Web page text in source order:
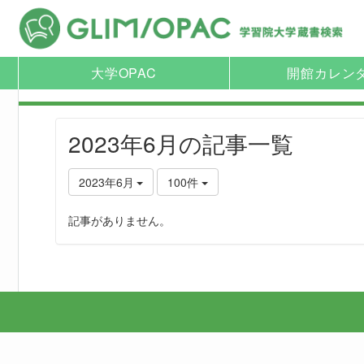
大学OPAC 開館カレン
2023年6月の記事一覧
2023年6月 100件
記事がありません。